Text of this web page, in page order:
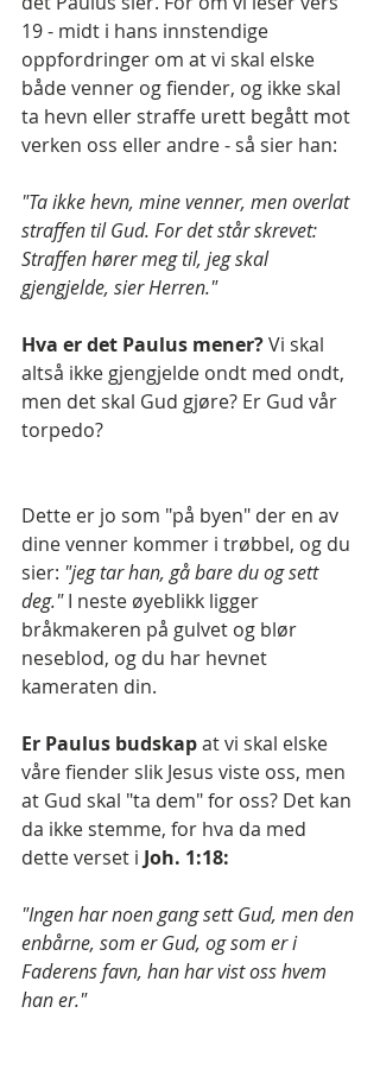
19 - midt i hans innstendige
oppfordringer om at vi skal elske
både venner og fiender, og ikke skal
ta hevn eller straffe urett begått mot
verken oss eller andre - så sier han:
"Ta ikke hevn, mine venner, men overlat
straffen til Gud. For det står skrevet:
Straffen hører meg til, jeg skal
gjengjelde, sier Herren."
Hva er det Paulus mener? Vi skal
altså ikke gjengjelde ondt med ondt,
men det skal Gud gjøre? Er Gud vår
torpedo?
Dette er jo som "på byen" der en av
dine venner kommer i trøbbel, og du
sier: "jeg tar han, gå bare du og sett
deg." I neste øyeblikk ligger
bråkmakeren på gulvet og blør
neseblod, og du har hevnet
kameraten din.
Er Paulus budskap at vi skal elske
våre fiender slik Jesus viste oss, men
at Gud skal "ta dem" for oss? Det kan
da ikke stemme, for hva da med
dette verset i Joh. 1:18:
"Ingen har noen gang sett Gud, men den
enbårne, som er Gud, og som er i
Faderens favn, han har vist oss hvem
han er."